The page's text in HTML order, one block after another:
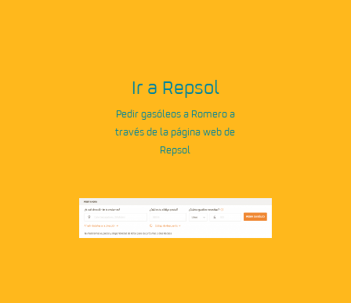
Ir a Repsol
Pedir gasóleos a Romero a
través de la página web de
Repsol